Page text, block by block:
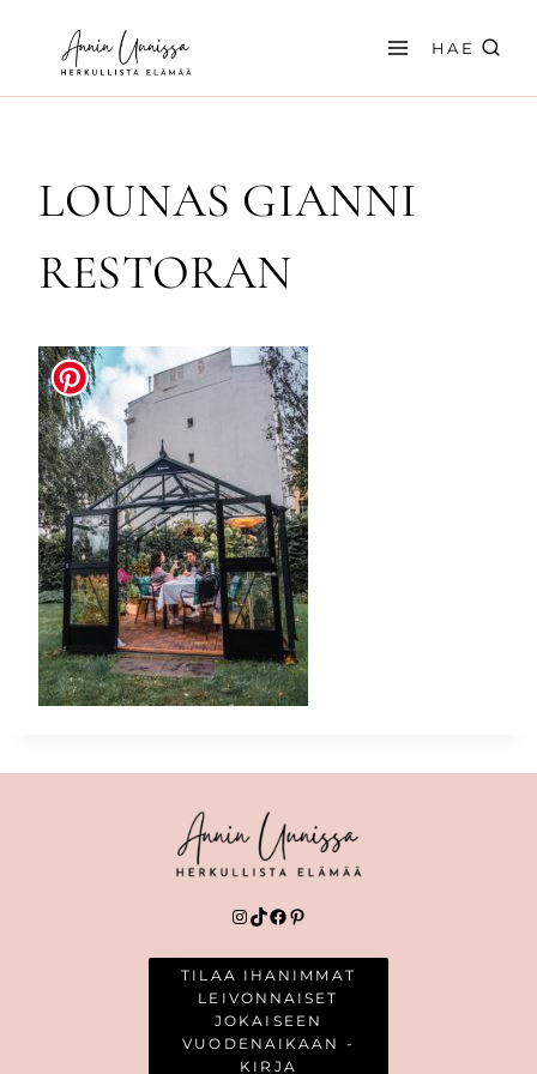
sisältöön
HAE
LOUNAS GIANNI
RESTORAN
Instagram
TikTok
Facebook
Pinterest
TILAA IHANIMMAT
LEIVONNAISET
JOKAISEEN
VUODENAIKAAN -
KIRJA